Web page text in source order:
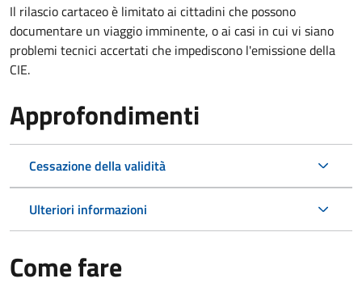
Il rilascio cartaceo è limitato ai cittadini che possono
documentare un viaggio imminente, o ai casi in cui vi siano
problemi tecnici accertati che impediscono l'emissione della
CIE.
Approfondimenti
Cessazione della validità
Ulteriori informazioni
Come fare